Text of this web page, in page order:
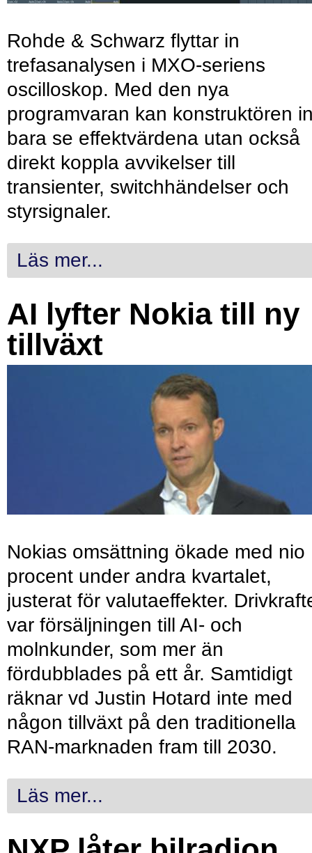
Rohde & Schwarz flyttar in
trefasanalysen i MXO-seriens
oscilloskop. Med den nya
programvaran kan konstruktören
bara se effektvärdena utan också
direkt koppla avvikelser till
transienter, switchhändelser och
styrsignaler.
Läs mer...
AI lyfter Nokia till ny
tillväxt
Nokias omsättning ökade med nio
procent under andra kvartalet,
justerat för valutaeffekter.
var försäljningen till AI- och
molnkunder, som mer än
fördubblades på ett år. Samtidigt
räknar vd Justin Hotard inte med
någon tillväxt på den traditionella
RAN-marknaden fram till 2030.
Läs mer...